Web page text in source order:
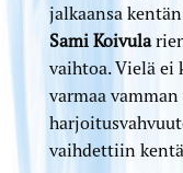
jalkaansa
Sami Koivula
vaihtoa. Vielä ei
varmaa
vaihdettiin